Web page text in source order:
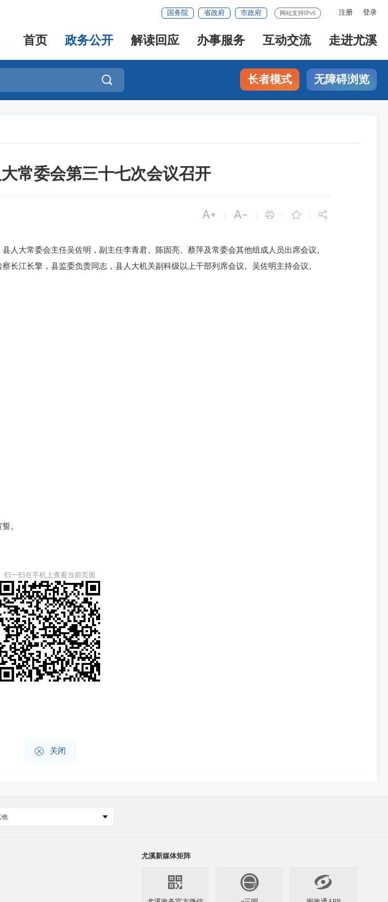
注册 登录
国务院 省政府 市政府 网站支持IPv6
首页 政务公开 解读回应 办事服务 互动交流 走进尤溪
 长者模式 无障碍浏览
常委会第三十七次会议召开
    
大常委会主任吴佐明，副主任李青君、陈固亮、蔡萍及常委会其他组成人员出席会议。
长江长擎，县监委负责同志，县人大机关副科级以上干部列席会议。吴佐明主持会议。
。
扫一扫在手机上查看当前页面
 关闭
他
尤溪新媒体矩阵
 